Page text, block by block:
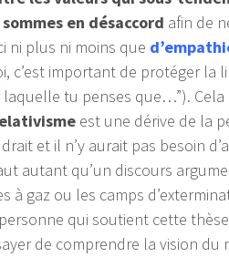
en désaccord afin de
ni plus ni moins que
c’est important de protéger la
laquelle tu penses que…”).
est une dérive de la
et il n’y aurait pas besoin
autant qu’un discours
à gaz ou les camps
qui soutient cette
de comprendre la vision